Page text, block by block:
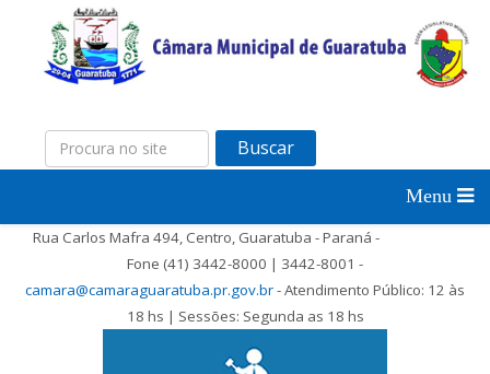
Buscar
Rua Carlos Mafra 494, Centro, Guaratuba - Paraná -
Fone (41) 3442-8000 | 3442-8001 -
camara@camaraguaratuba.pr.gov.br- Atendimento Público: 12 às
18 hs | Sessões: Segunda as 18 hs